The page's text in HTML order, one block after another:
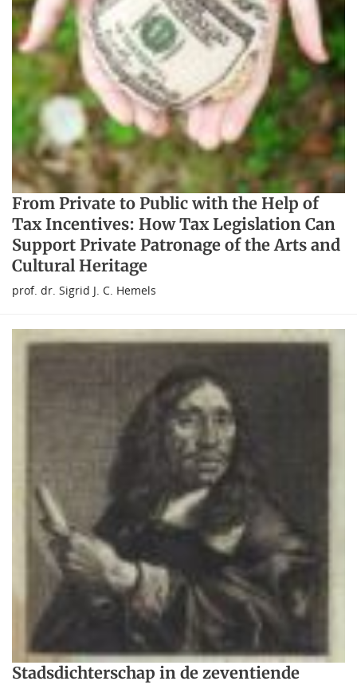
From Private to Public with the Help of
Tax Incentives: How Tax Legislation Can
Support Private Patronage of the Arts and
Cultural Heritage
prof. dr. Sigrid J. C. Hemels
Stadsdichterschap in de zeventiende